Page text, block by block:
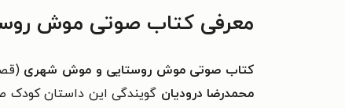
معرفی کتاب صوتی موش
کتاب صوتی موش روستایی و موش شهری
محمدرضا درودیان گویندگی این داستان کودک